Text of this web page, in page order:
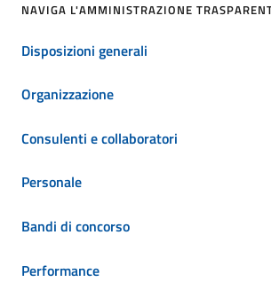
NAVIGA L'AMMINISTRAZIONE
Disposizioni generali
Organizzazione
Consulenti e collaboratori
Personale
Bandi di concorso
Performance